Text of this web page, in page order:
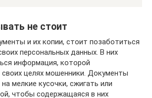
не стоит
и их копии, стоит позаботиться
персональных данных. В них
информация, которой
целях мошенники. Документы
мелкие кусочки, сжигать или
чтобы содержащаяся в них